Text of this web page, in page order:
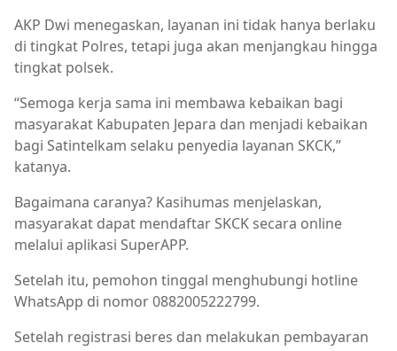
AKP Dwi menegaskan, layanan ini tidak hanya berlaku
di tingkat Polres, tetapi juga akan menjangkau hingga
tingkat polsek.
“Semoga kerja sama ini membawa kebaikan bagi
masyarakat Kabupaten Jepara dan menjadi kebaikan
bagi Satintelkam selaku penyedia layanan SKCK,”
katanya.
Bagaimana caranya? Kasihumas menjelaskan,
masyarakat dapat mendaftar SKCK secara online
melalui aplikasi SuperAPP.
Setelah itu, pemohon tinggal menghubungi hotline
WhatsApp di nomor 0882005222799.
Setelah registrasi beres dan melakukan pembayaran